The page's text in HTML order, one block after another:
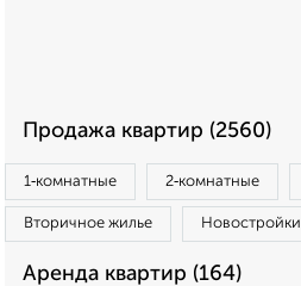
Продажа квартир (2560)
1‑комнатные 2‑комнатные
Вторичное жилье Новостройки
Аренда квартир (164)